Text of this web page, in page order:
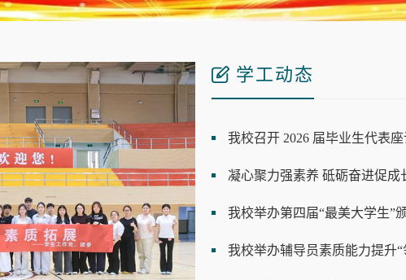
学工动态
我校召开 2026 届毕业生代表
我校举办第四届“最美大学生”
我校举办辅导员素质能力提升“